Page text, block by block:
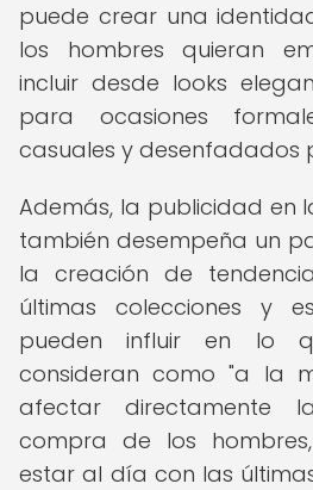
puede crear una
los hombres quieran
incluir desde looks
para ocasiones
casuales y desenfadados
Además, la publicidad en
también desempeña un
la creación de
últimas colecciones y
pueden influir en lo
consideran como "a la
afectar directamente
compra de los
estar al día con las